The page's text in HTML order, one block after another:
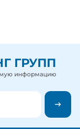
ГРУПП
информацию